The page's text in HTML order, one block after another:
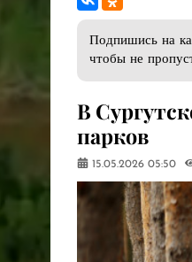
Подпишись на
чтобы не
В
парков
15.05.2026 05:50